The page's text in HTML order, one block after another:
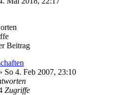
Beitrag
So 4. Feb 2007, 23:10
Zugriffe